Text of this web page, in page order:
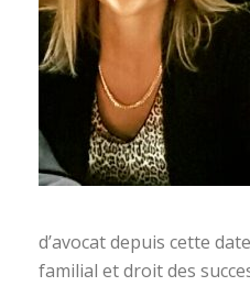
d’avocat depuis cette
familial et droit des